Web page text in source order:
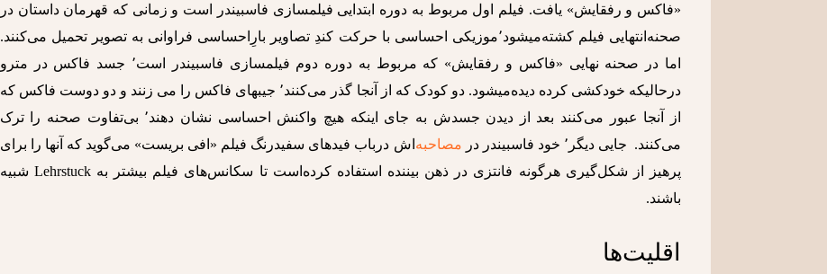
«فاکس و رفقایش» یافت. فیلم اول مربوط به دوره ابتدایی فیلمسازی فاسبیندر است و زمانی که قهرمان داستان در
صحنه‌انتهایی فیلم کشته‌میشود٬‌موزیکی احساسی با حرکت کندِ تصاویر بارِاحساسی فراوانی به تصویر تحمیل می‌کنند.
اما در صحنه نهایی «فاکس و رفقایش» که مربوط به دوره دوم فیلمسازی فاسبیندر است٬ جسد فاکس در مترو
درحالیکه خودکشی کرده دیده‌میشود. دو کودک که از آنجا گذر می‌کنند٬ جیبهای فاکس را می زنند و دو دوست فاکس که
از آنجا عبور می‌کنند بعد از دیدن جسدش به جای اینکه هیچ واکنش احساسی نشان دهند٬ بی‌تفاوت صحنه را ترک
می‌کنند. جایی دیگر٬ خود فاسبیندر در
مصاحبه‌ اش درباب فیدهای سفیدرنگ فیلم «افی بریست» می‌گوید که آنها را برای
پرهیز از شکل‌گیری هرگونه فانتزی در ذهن بیننده استفاده کرده‌است تا سکانس‌های فیلم بیشتر به Lehrstuck شبیه
باشند.
اقلیت‌ها